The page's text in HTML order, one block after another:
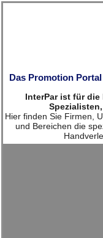
Das Promotion
InterPar ist für die
Hier finden Sie Firmen,
und Bereichen die